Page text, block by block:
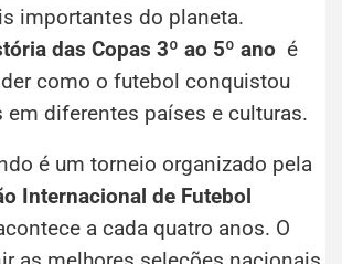
importantes do planeta.
das Copas 3º ao 5º ano é
como o futebol conquistou
em diferentes países e culturas.
é um torneio organizado pela
Internacional de Futebol
a cada quatro anos. O